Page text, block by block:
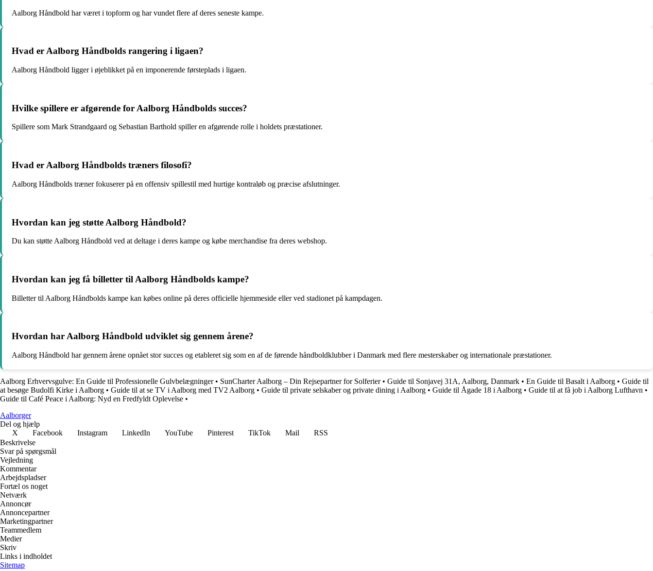
Aalborg Håndbold har været i topform og har vundet flere af deres seneste kampe.
Hvad er Aalborg Håndbolds rangering i ligaen?
Aalborg Håndbold ligger i øjeblikket på en imponerende førsteplads i ligaen.
Hvilke spillere er afgørende for Aalborg Håndbolds succes?
Spillere som Mark Strandgaard og Sebastian Barthold spiller en afgørende rolle i holdets præstationer.
Hvad er Aalborg Håndbolds træners filosofi?
Aalborg Håndbolds træner fokuserer på en offensiv spillestil med hurtige kontraløb og præcise afslutninger.
Hvordan kan jeg støtte Aalborg Håndbold?
Du kan støtte Aalborg Håndbold ved at deltage i deres kampe og købe merchandise fra deres webshop.
Hvordan kan jeg få billetter til Aalborg Håndbolds kampe?
Billetter til Aalborg Håndbolds kampe kan købes online på deres officielle hjemmeside eller ved stadionet på kampdagen.
Hvordan har Aalborg Håndbold udviklet sig gennem årene?
Aalborg Håndbold har gennem årene opnået stor succes og etableret sig som en af de førende håndboldklubber i Danmark med flere mesterskaber og internationale præstationer.
Aalborg Erhvervsgulve: En Guide til Professionelle Gulvbelægninger• SunCharter Aalborg – Din Rejsepartner for Solferier• Guide til Sonjavej 31A, Aalborg, Danmark • En Guide til Basalt i Aalborg • Guide til
at besøge Budolfi Kirke i Aalborg • Guide til at se TV i Aalborg med TV2 Aalborg • Guide til private selskaber og private dining i Aalborg • Guide til Ågade 18 i Aalborg • Guide til at få job i Aalborg Lufthavn •
Guide til Café Peace i Aalborg: Nyd en Fredfyldt Oplevelse •
Aalborger
Del og hjælp
X
Facebook Instagram LinkedIn YouTube Pinterest TikTok Mail
RSS
Beskrivelse
Svar på spørgsmål
Vejledning
Kommentar
Arbejdspladser
Fortæl os noget
Netværk
Annoncør
Annoncepartner
Marketingpartner
Teammedlem
Medier
Skriv
Links i indholdet
Sitemap